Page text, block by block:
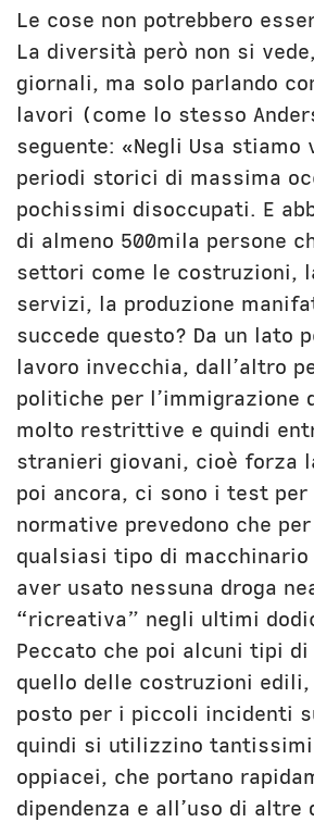
Le cose non potrebbero
La diversità però non si
giornali, ma solo parlando
lavori (come lo stesso
seguente: «Negli Usa stiamo
periodi storici di massima
pochissimi disoccupati. E
di almeno 500mila persone
settori come le costruzioni,
servizi, la produzione
succede questo? Da un lato
lavoro invecchia, dall’altro
politiche per l’immigrazione
molto restrittive e quindi
stranieri giovani, cioè forza
poi ancora, ci sono i test per
normative prevedono che
qualsiasi tipo di macchinario
aver usato nessuna droga
“ricreativa” negli ultimi
Peccato che poi alcuni tipi
quello delle costruzioni
posto per i piccoli incidenti
quindi si utilizzino
oppiacei, che portano
dipendenza e all’uso di altre